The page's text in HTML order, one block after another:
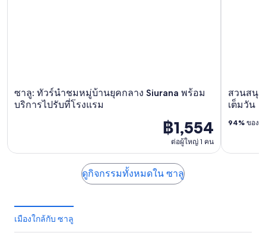
ซาลู: ทัวร์นําชมหมู่บ้านยุคกลาง Siurana พร้อม
บริการไปรับที่โรงแรม
฿1,554
ต่อผู้ใหญ่ 1 คน
สวนสนุก
เต็มวัน
94% ของนั
ดูกิจกรรมทั้งหมดใน ซาลู
เมืองใกล้กับ ซาลู